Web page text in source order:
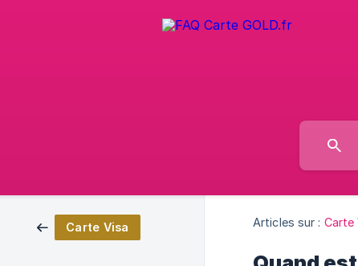
Carte Visa Articles sur : Carte